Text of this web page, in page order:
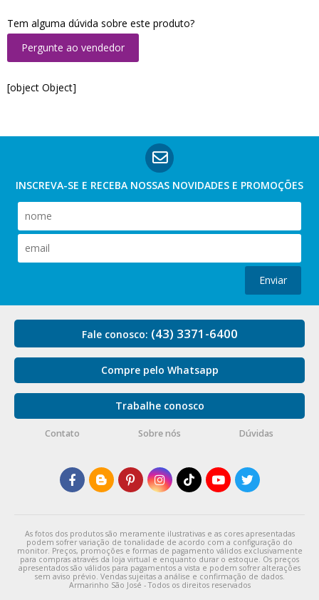
Tem alguma dúvida sobre este produto?
Pergunte ao vendedor
[object Object]
INSCREVA-SE E RECEBA NOSSAS NOVIDADES E PROMOÇÕES
Enviar
Fale conosco: (43) 3371-6400
Compre pelo Whatsapp
Trabalhe conosco
Contato Sobre nós Dúvidas
As fotos dos produtos são meramente ilustrativas e as cores apresentadas
podem sofrer variação de tonalidade de acordo com a configuração do
monitor. Preços, promoções e formas de pagamento válidos exclusivamente
para compras através da loja virtual e enquanto durar o estoque. Os preços
apresentados são válidos para pagamentos a vista e podem sofrer alterações
sem aviso prévio. Vendas sujeitas a análise e confirmação de dados.
Armarinho São José - Todos os direitos reservados